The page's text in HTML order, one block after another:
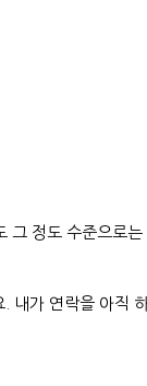
정도 수준으로
내가 연락을 아직